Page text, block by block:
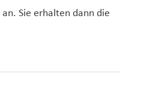
Sie erhalten dann die